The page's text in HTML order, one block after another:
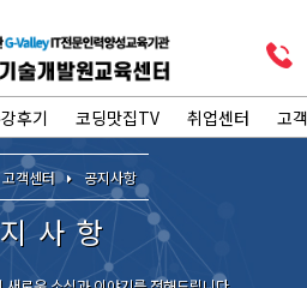
후기 코딩맛집TV 취업센터 고
고객센터 공지사항
사항